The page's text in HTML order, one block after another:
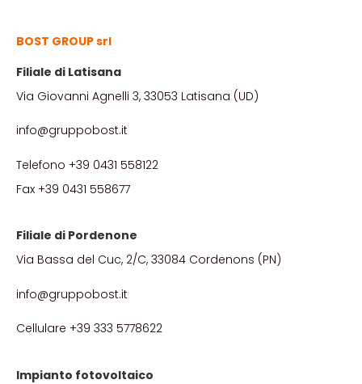
BOST GROUP srl
Filiale di Latisana
Via Giovanni Agnelli 3, 33053 Latisana (UD)
info@gruppobost.it
Telefono +39 0431 558122
Fax +39 0431 558677
Filiale di Pordenone
Via Bassa del Cuc, 2/C, 33084 Cordenons (PN)
info@gruppobost.it
Cellulare +39 333 5778622
Impianto fotovoltaico